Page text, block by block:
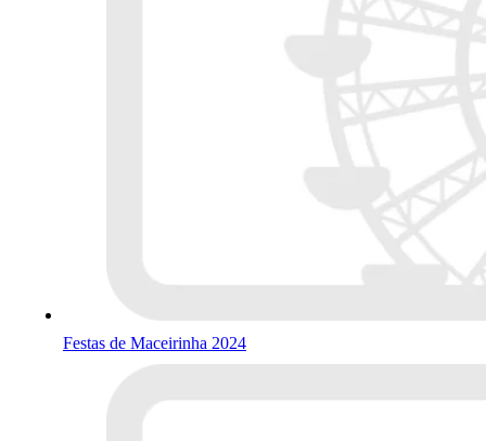
Festas de Maceirinha 2024